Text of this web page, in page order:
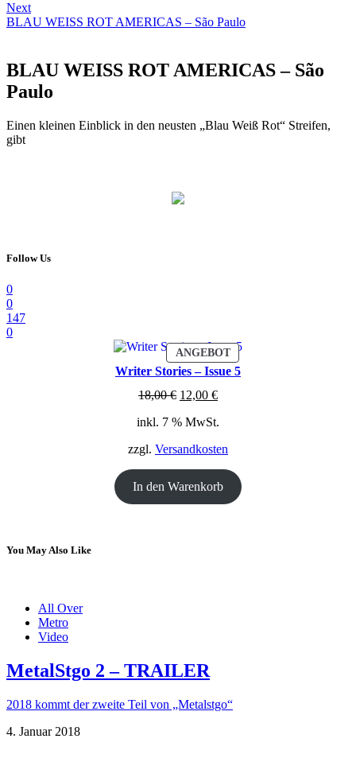
Next
BLAU WEISS ROT AMERICAS – São Paulo
BLAU WEISS ROT AMERICAS – São
Paulo
Einen kleinen Einblick in den neusten „Blau Weiß Rot“ Streifen,
gibt
Follow Us
0
0
147
0
ANGEBOTPRODUKT
IM
ANGEBOT
Writer Stories – Issue 5
18,00€ Ursprünglicher
war:
12,00 €Aktueller
ist:
inkl. 7 % MwSt.
zzgl. Versandkosten
In den Warenkorb
You May Also Like
All Over
Metro
Video
MetalStgo 2 – TRAILER
2018 kommt der zweite Teil von „Metalstgo“
4. Januar 2018